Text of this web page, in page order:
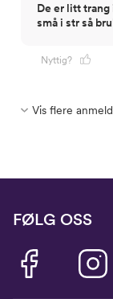
De er litt
små i str så
Nyttig?
Vis flere
FØLG OSS